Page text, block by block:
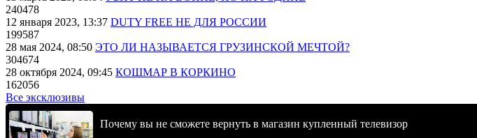
240478
12 января 2023, 13:37 DUTY FREE НЕ ДЛЯ РОССИИ
199587
28 мая 2024, 08:50 ЭТО ЛИ НАЗЫВАЕТСЯ ГРУЗИНСКОЙ МЕЧТОЙ?
304674
28 октября 2024, 09:45 КОШМАР В КОРКИНО
162056
Все эксклюзивы
Почему вы не сможете вернуть в магазин купленный телевизор